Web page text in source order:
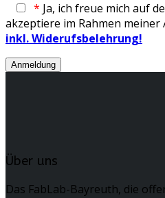
* Ja, ich freue mich auf
akzeptiere im Rahmen
inkl. Widerufsbelehrung!
Über uns
Das FabLab-Bayreuth, die